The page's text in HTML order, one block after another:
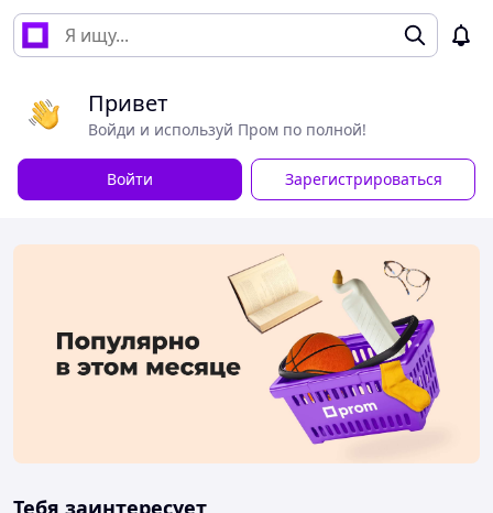
Привет
Войди и используй Пром по полной!
Войти Зарегистрироваться